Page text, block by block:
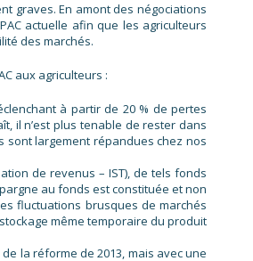
graves. En amont des négociations
actuelle afin que les agriculteurs
des marchés.
aux agriculteurs :
à partir de 20 % de pertes
il n’est plus tenable de rester dans
sont largement répandues chez nos
de revenus – IST), de tels fonds
au fonds est constituée et non
fluctuations brusques de marchés
même temporaire du produit
la réforme de 2013, mais avec une